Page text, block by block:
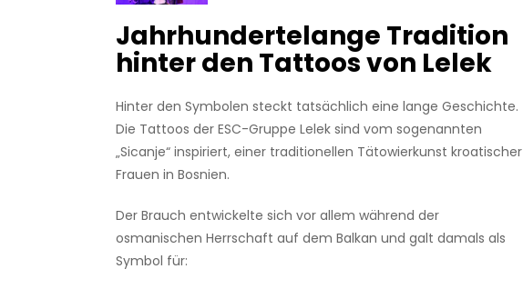
Jahrhundertelange Tradition
hinter den Tattoos von Lelek
Hinter den Symbolen steckt tatsächlich eine lange Geschichte.
Die Tattoos der ESC-Gruppe Lelek sind vom sogenannten
„Sicanje“ inspiriert, einer traditionellen Tätowierkunst kroatischer
Frauen in Bosnien.
Der Brauch entwickelte sich vor allem während der
osmanischen Herrschaft auf dem Balkan und galt damals als
Symbol für: